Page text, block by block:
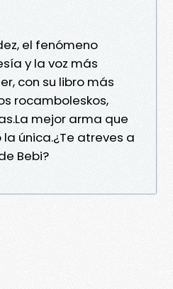
el fenómeno
y la voz más
con su libro más
rocamboleskos,
mejor arma que
única.¿Te atreves a
Bebi?